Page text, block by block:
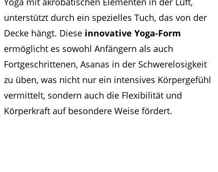
unterstützt durch ein spezielles Tuch, das von der
Decke hängt. Diese innovative Yoga-Form
ermöglicht es sowohl Anfängern als auch
Fortgeschrittenen, Asanas in der Schwerelosigkeit
zu üben, was nicht nur ein intensives Körpergefühl
vermittelt, sondern auch die Flexibilität und
Körperkraft auf besondere Weise fördert.